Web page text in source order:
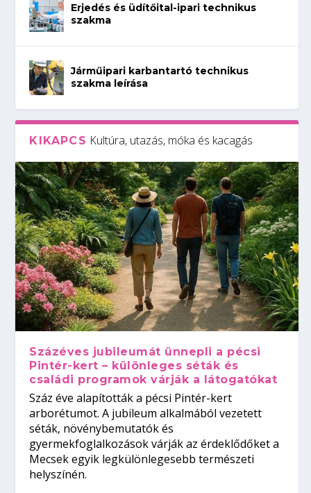
Erjedés és üdítőital-ipari technikus
szakma
Járműipari karbantartó technikus
szakma leírása
KIKAPCS Kultúra, utazás, móka és kacagás
Százéves jubileumát ünnepli a pécsi
Pintér-kert – különleges séták és
családi programok várják a látogatókat
Száz éve alapították a pécsi Pintér-kert
arborétumot. A jubileum alkalmából vezetett
séták, növénybemutatók és
gyermekfoglalkozások várják az érdeklődőket a
Mecsek egyik legkülönlegesebb természeti
helyszínén.